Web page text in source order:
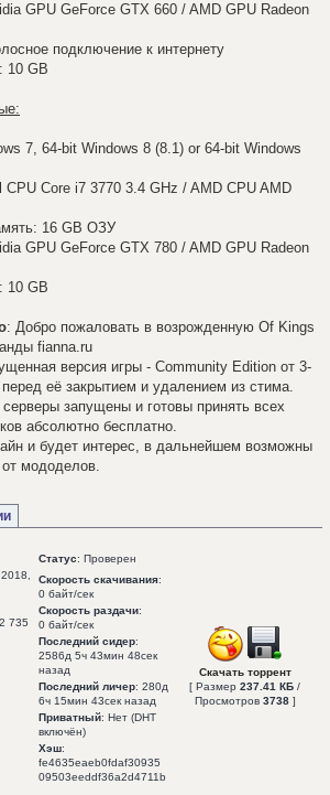
GPU GeForce GTX 660 / AMD GPU Radeon
подключение к интернету
10 GB
7, 64-bit Windows 8 (8.1) or 64-bit Windows
CPU Core i7 3770 3.4 GHz / AMD CPU AMD
16 GB ОЗУ
GPU GeForce GTX 780 / AMD GPU Radeon
10 GB
: Добро пожаловать в возрожденную Of Kings
fianna.ru
версия игры - Community Edition от 3-
перед её закрытием и удалением из стима.
запущены и готовы принять всех
абсолютно бесплатно.
и будет интерес, в дальнейшем возможны
от мододелов.
735
Статус: Проверен
Скорость скачивания:
0 байт/сек
Скорость раздачи:
0 байт/сек
Последний сидер:
2586д 5ч 43мин 48сек
назад
Последний личер: 280д
6ч 15мин 43сек назад
Приватный: Нет (DHT
включён)
Хэш:
fe4635eaeb0fdaf30935
09503eeddf36a2d4711b
Скачать торрент
[ Размер 237.41 КБ /
Просмотров 3738]